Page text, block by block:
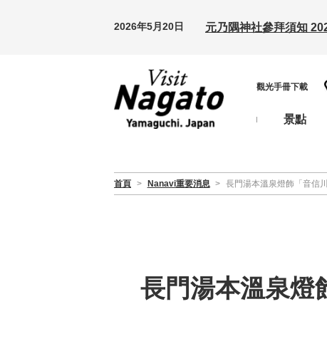
2026年5月20日 元乃隅神社參拜須知
觀光手冊下載
景點
首頁 > Nanavi重要消息 > 長門湯本溫泉燈飾「音信
長門湯本溫泉燈